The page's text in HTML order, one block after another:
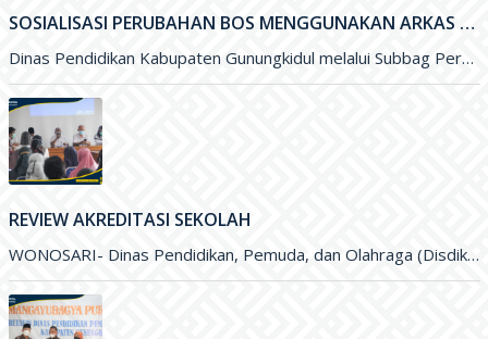
SOSIALISASI PERUBAHAN BOS MENGGUNAKAN ARKAS TAHUN 2022 MELALUI ZOOM MEETING
Dinas Pendidikan Kabupaten Gunungkidul melalui Subbag Perencanaan melakukan Sosialisasi Perubahan Anggaran Dana BOS menggunakan ARKAS Tahun 2022 melalui media Zoom
REVIEW AKREDITASI SEKOLAH
WONOSARI- Dinas Pendidikan, Pemuda, dan Olahraga (Disdikpora) Kabupaten Gunungkidul melalui Bidang Sekolah Menegah Pertama menyelenggarakan Review Akreditasi Sekolah. Kegiatan yang